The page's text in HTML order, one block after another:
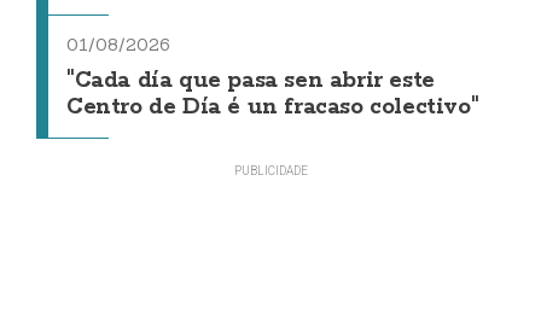
01/08/2026
"Cada día que pasa sen abrir este
Centro de Día é un fracaso colectivo"